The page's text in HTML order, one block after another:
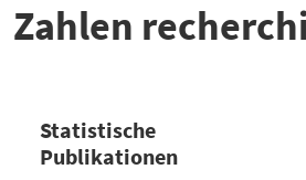
Zahlen
Statistische
Publikationen